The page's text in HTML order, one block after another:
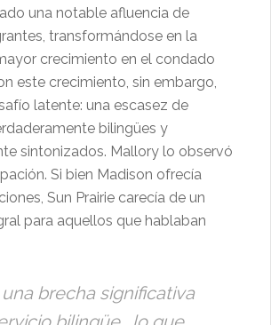
una notable afluencia de
transformándose en la
crecimiento en el condado
este crecimiento, sin embargo,
latente: una escasez de
bilingües y
sintonizados. Mallory lo observó
Si bien Madison ofrecía
Sun Prairie carecía de un
para aquellos que hablaban
una brecha significativa